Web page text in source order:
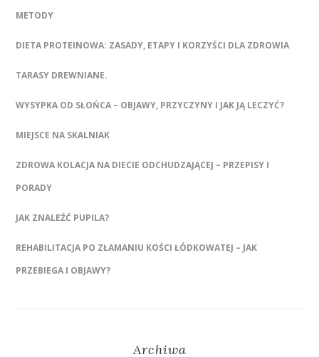
METODY
DIETA PROTEINOWA: ZASADY, ETAPY I KORZYŚCI DLA ZDROWIA
TARASY DREWNIANE.
WYSYPKA OD SŁOŃCA – OBJAWY, PRZYCZYNY I JAK JĄ LECZYĆ?
MIEJSCE NA SKALNIAK
ZDROWA KOLACJA NA DIECIE ODCHUDZAJĄCEJ – PRZEPISY I
PORADY
JAK ZNALEŹĆ PUPILA?
REHABILITACJA PO ZŁAMANIU KOŚCI ŁÓDKOWATEJ – JAK
PRZEBIEGA I OBJAWY?
Archiwa